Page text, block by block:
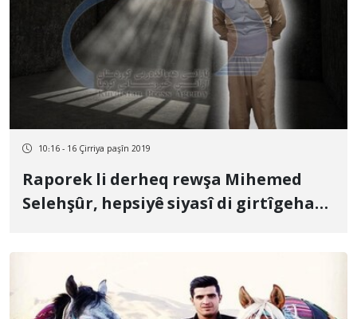
10:16 - 16 Çirriya paşîn 2019
Raporek li derheq rewşa Mihemed
Selehşûr, hepsiyê siyasî di girtîgeha